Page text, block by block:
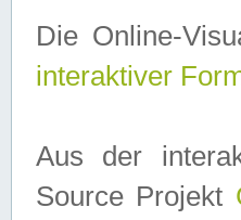
Die Online-
interaktiver
Aus der
Source Projekt